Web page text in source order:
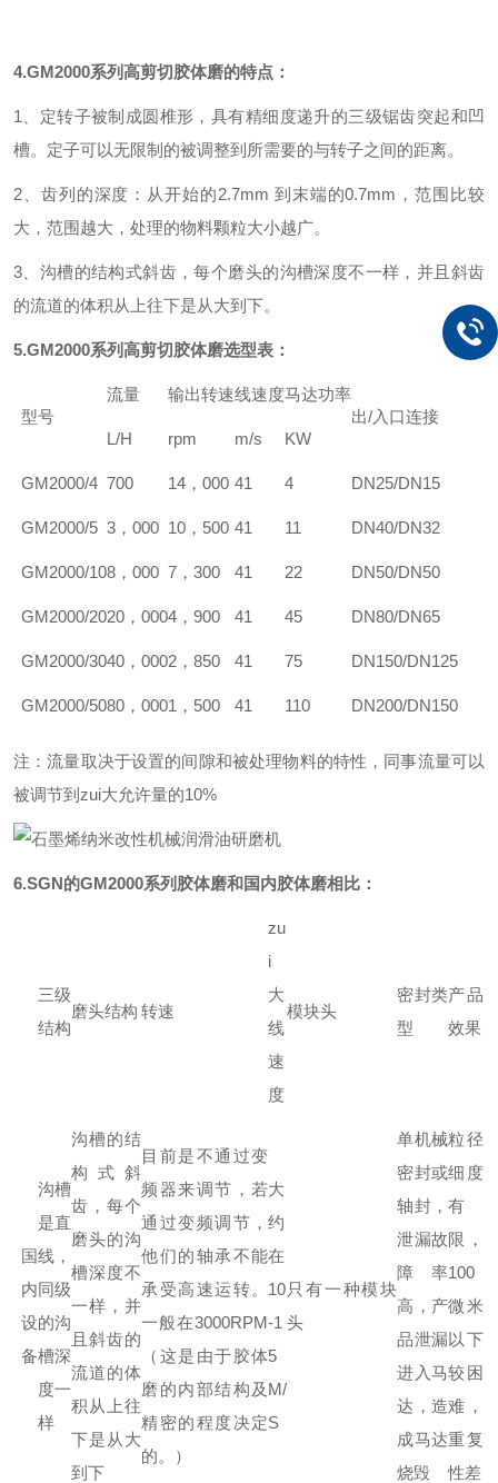
4.GM2000系列高剪切胶体磨的特点：
1、定转子被制成圆椎形，具有精细度递升的三级锯齿突起和凹
槽。定子可以无限制的被调整到所需要的与转子之间的距离。
2、齿列的深度：从开始的2.7mm 到末端的0.7mm，范围比较
大，范围越大，处理的物料颗粒大小越广。
3、沟槽的结构式斜齿，每个磨头的沟槽深度不一样，并且斜齿
的流道的体积从上往下是从大到下。
5.GM2000系列高剪切胶体磨选型表：
型号
流量
L/H
输出转速
rpm
线速度
m/s
马达功率
KW
出/入口连接
GM2000/4 700 14，000 41 4 DN25/DN15
GM2000/5 3，000 10，500 41 11 DN40/DN32
GM2000/108，000 7，300 41 22 DN50/DN50
GM2000/2020，0004，900 41 45 DN80/DN65
GM2000/3040，0002，850 41 75 DN150/DN125
GM2000/5080，0001，500 41 110 DN200/DN150
注：流量取决于设置的间隙和被处理物料的特性，同事流量可以
被调节到zui大允许量的10%
6.SGN的GM2000系列胶体磨和国内胶体磨相比：
三级
结构
磨头结构 转速
zu
i
大
线
速
度
模块头
密封类
型
产品
效果
国
内
设
备
沟槽
是直
线，
同级
的沟
槽深
度一
样
沟槽的结
构式斜
齿，每个
磨头的沟
槽深度不
一样，并
且斜齿的
流道的体
积从上往
下是从大
到下
目前是不通过变
频器来调节，若
通过变频调节，
他们的轴承不能
承受高速运转。
一般在3000RPM
（这是由于胶体
磨的内部结构及
精密的程度决定
的。）
大
约
在
10
-1
5
M/
S
只有一种模块
头
单机械
密封或
轴封，
泄漏故
障率
高，产
品泄漏
进入马
达，造
成马达
烧毁
粒径
细度
有
限，
100
微米
以下
较困
难，
重复
性差